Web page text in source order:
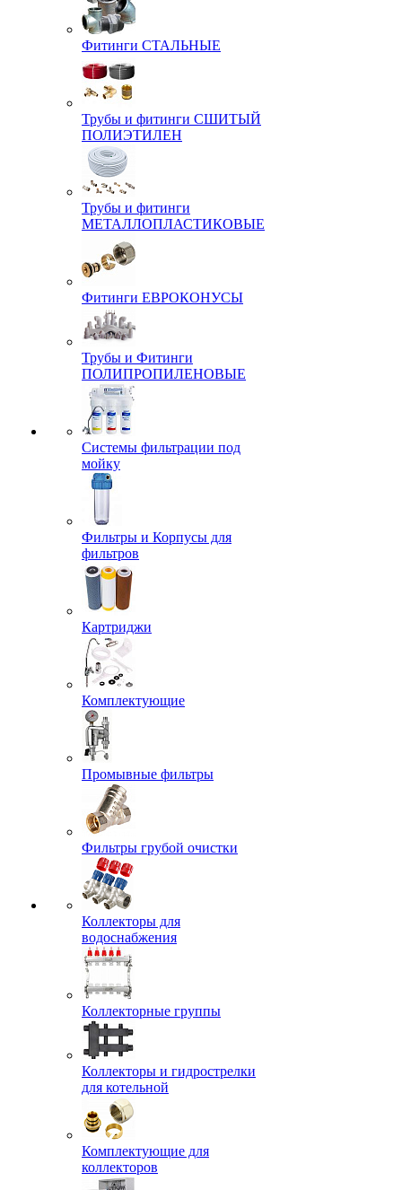
Фитинги СТАЛЬНЫЕ
Трубы и фитинги СШИТЫЙ
ПОЛИЭТИЛЕН
Трубы и фитинги
МЕТАЛЛОПЛАСТИКОВЫЕ
Фитинги ЕВРОКОНУСЫ
Трубы и Фитинги
ПОЛИПРОПИЛЕНОВЫЕ
Системы фильтрации под
мойку
Фильтры и Корпусы для
фильтров
Картриджи
Комплектующие
Промывные фильтры
Фильтры грубой очистки
Коллекторы для
водоснабжения
Коллекторные группы
Коллекторы и гидрострелки
для котельной
Комплектующие для
коллекторов